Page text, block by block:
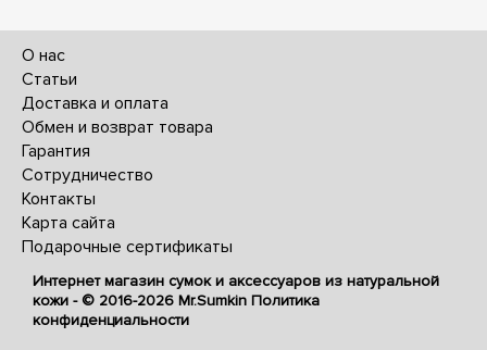
О нас
Статьи
Доставка и оплата
Обмен и возврат товара
Гарантия
Сотрудничество
Контакты
Карта сайта
Подарочные сертификаты
Интернет магазин сумок и аксессуаров из натуральной
кожи - © 2016-2026 Mr.Sumkin Политика
конфиденциальности